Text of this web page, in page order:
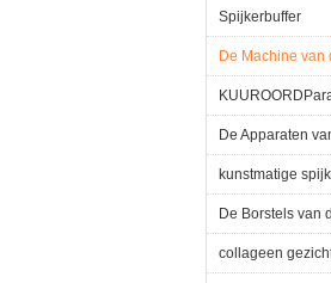
Spijkerbuffer
De Machine van
De Apparaten
kunstmatige
De Borstels van
collageen